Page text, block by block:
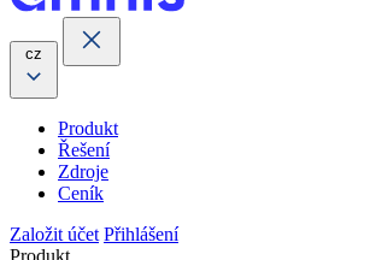
cz
Produkt
Řešení
Zdroje
Ceník
Založit účet Přihlášení
Produkt